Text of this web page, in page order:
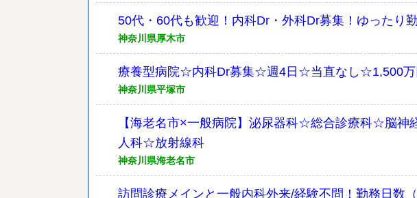
50代・60代も歓迎！内科Dr・外科Dr募集！ゆったり
神奈川県厚木市
療養型病院☆内科Dr募集☆週4日☆当直なし☆1,500万
神奈川県平塚市
【海老名市×一般病院】泌尿器科☆総合診療科☆
人科☆放射線科
神奈川県海老名市
訪問診療メインと一般内科外来/経験不問！勤務日数